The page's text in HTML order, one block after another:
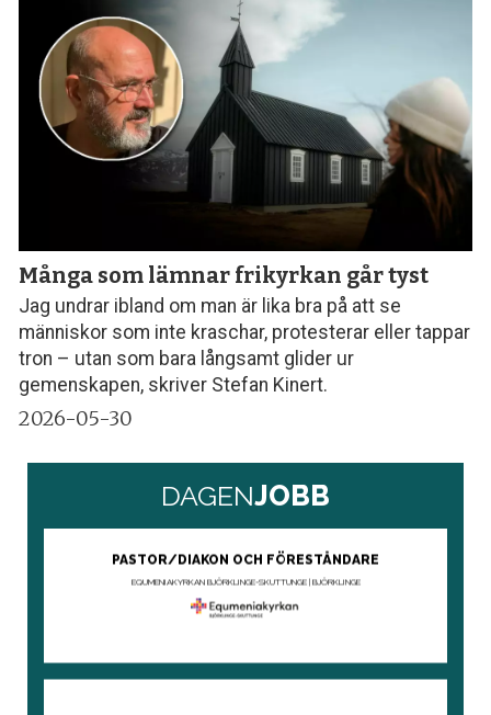
Många som lämnar frikyrkan går tyst
Jag undrar ibland om man är lika bra på att se
människor som inte kraschar, protesterar eller tappar
tron – utan som bara långsamt glider ur
gemenskapen, skriver Stefan Kinert.
2026-05-30